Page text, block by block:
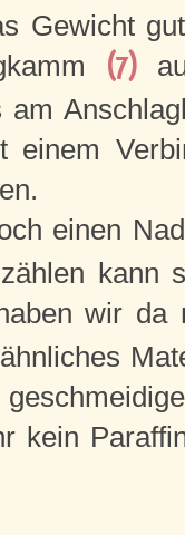
Gewicht
(7)
am
einen
kann
wir
kein